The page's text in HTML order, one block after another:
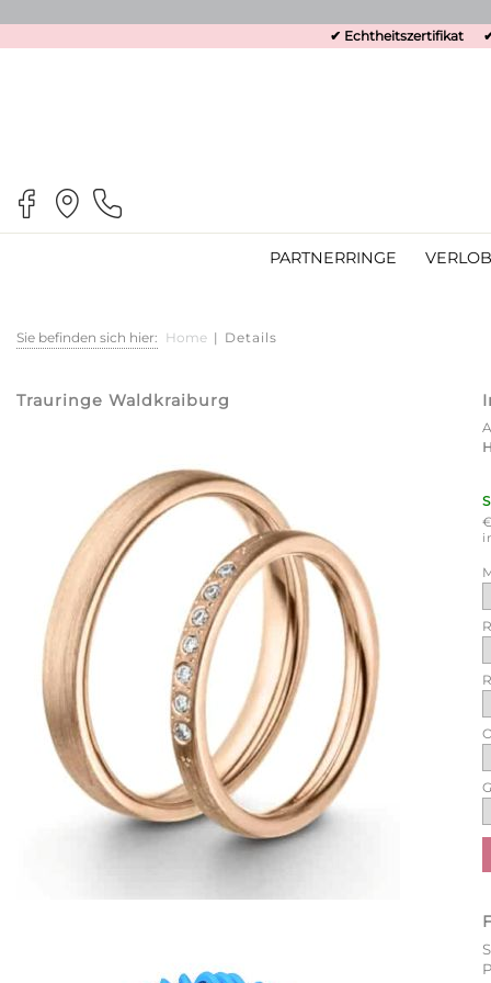
✔ Echtheitszertifikat
PARTNERRINGE
Sie befinden sich hier: Home | Details
Trauringe Waldkraiburg